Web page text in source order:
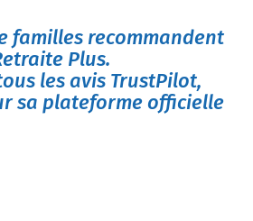
familles recommandent
Plus.
les avis TrustPilot,
sa plateforme officielle